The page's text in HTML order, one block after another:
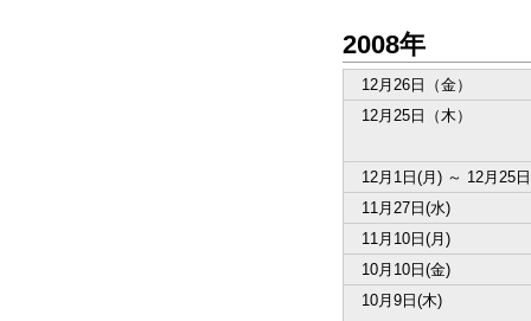
2008年
12月26日（金）
12月25日（木）
12月1日(月) ～ 12月25
11月27日(水)
11月10日(月)
10月10日(金)
10月9日(木)